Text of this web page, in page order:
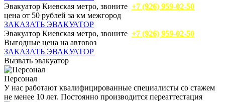
Эвакуатор Киевская метро, звоните +7 (926) 959-02-50
цена от 50 рублей за км межгород
ЗАКАЗАТЬ ЭВАКУАТОР
Эвакуатор Киевская метро, звоните +7 (926) 959-02-50
Выгодные цена на автовоз
ЗАКАЗАТЬ ЭВАКУАТОР
Вызвать эвакуатор
Персонал
У нас работают квалифицированные специалисты со стажем
не менее 10 лет. Постоянно производится переаттестация